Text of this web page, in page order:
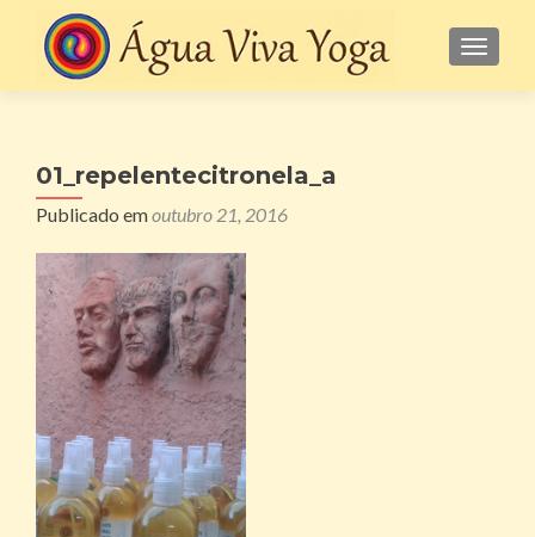
01_repelentecitronela_a
Publicado emoutubro 21, 2016